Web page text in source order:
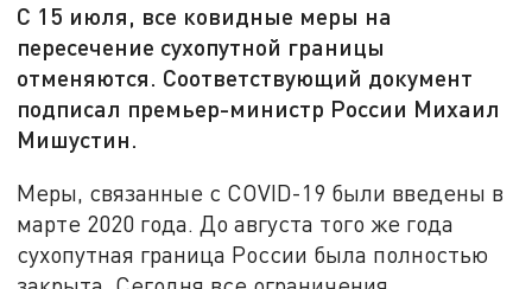
С 15 июля, все ковидные меры на
пересечение сухопутной границы
отменяются. Соответствующий документ
подписал премьер-министр России Михаил
Мишустин.
Меры, связанные с COVID-19 были введены в
марте 2020 года. До августа того же года
сухопутная граница России была полностью